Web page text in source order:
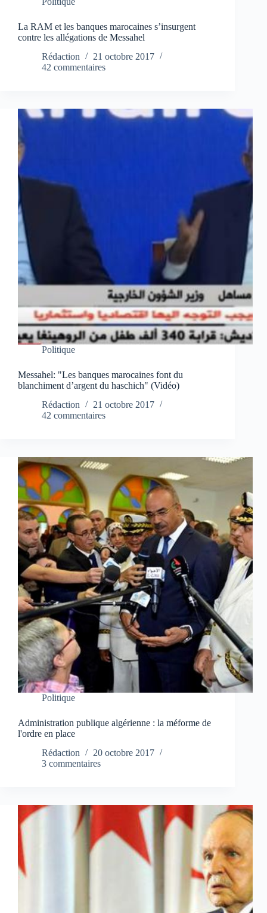
La RAM et les banques marocaines s’insurgent
contre les allégations de Messahel
Rédaction
21 octobre 2017
42 commentaires
Politique
Messahel: "Les banques marocaines font du
blanchiment d’argent du haschich" (Vidéo)
Rédaction
21 octobre 2017
42 commentaires
Politique
Administration publique algérienne : la méforme de
l'ordre en place
Rédaction
20 octobre 2017
3 commentaires